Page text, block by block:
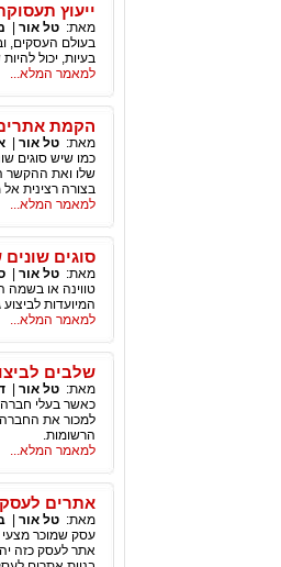
ייעוץ
מאת: טל אור
בעולם העסקים,
בעיות, יכול
למאמר המלא...
הקמת
מאת: טל אור
כמו שיש סוגים
שלו ואת ההקשר
בצורה רצינית
למאמר המלא...
סוגים שונים
מאת: טל אור
טווינה או בשמה
המיועדות
למאמר המלא...
שלבים
מאת: טל אור
כאשר בעלי חברה
למכור את החברה
הרשומות.
למאמר המלא...
אתרים
מאת: טל אור
עסק שמוכר מצעי
אתר לעסק כזה